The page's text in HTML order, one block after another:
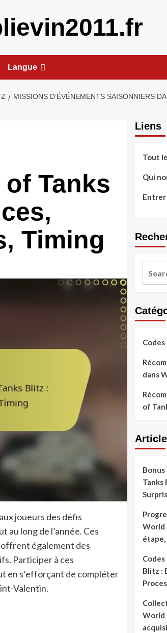
Langue
MISSIONS D’ÉVÉNEMENTS SAISONNIERS
Tanks
Timing
joueurs des défis
au long de l’année. Ces
offrent également des
Participer à ces
en s’efforçant de compléter
Valentin.
Liens
Tout
Qui
dans
of
Bonus
Tanks
World
Blitz :
World